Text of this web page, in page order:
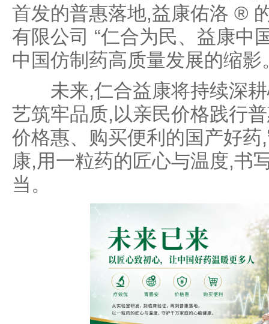
首发的普惠落地,益康佑洛 ®
有限公司 “仁合为民、益康中
中国仿制药高质量发展的缩影
未来,仁合益康将持续深耕
艺筑牢品质,以亲民价格践行
价格惠、购买便利的国产好
康,用一粒药的匠心与温度,书
当。